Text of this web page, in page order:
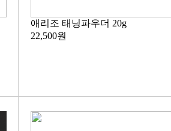
애리조 태닝파우더 20g
22,500원